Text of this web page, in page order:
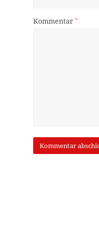
Kommentar*